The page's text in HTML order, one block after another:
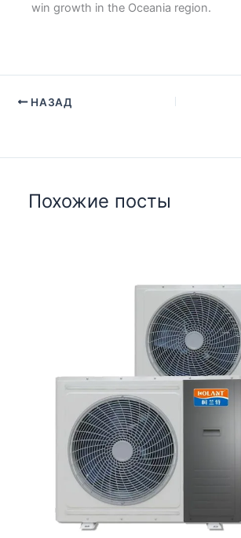
win growth in the Oceania region.
НАЗАД
Похожие посты